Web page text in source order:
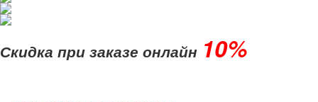
Скидка при заказе онлайн 10%